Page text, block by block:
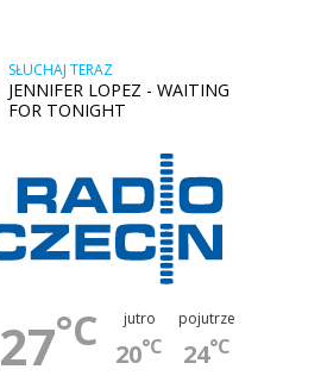
SŁUCHAJ TERAZ
JENNIFER LOPEZ - WAITING
FOR TONIGHT
27°C jutro
20°C
pojutrze
24°C